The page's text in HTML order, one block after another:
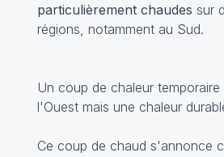
particulièrement chaudes sur
régions, notamment au Sud.
Un coup de chaleur
l'Ouest mais une chaleur
Ce coup de chaud s'annonce